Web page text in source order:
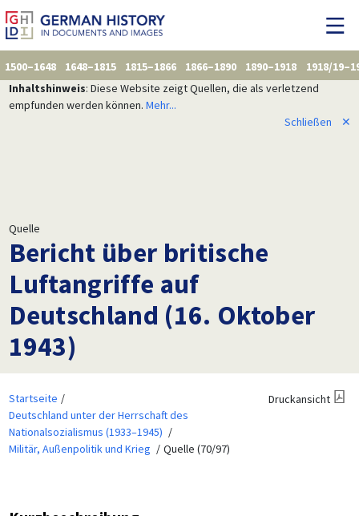
1500–1648 1648–1815 1815–1866 1866–1890 1890–1918
1918/
Inhaltshinweis: Diese Website zeigt Quellen, die als verletzend
empfunden werden können. Mehr...
Schließen
✕
Quelle
Bericht über britische
Luftangriffe auf
Deutschland (16. Oktober
1943)
Startseite
Deutschland unter der Herrschaft des
Nationalsozialismus (1933–1945)
Militär, Außenpolitik und Krieg
Quelle (70/97)
Druckansicht